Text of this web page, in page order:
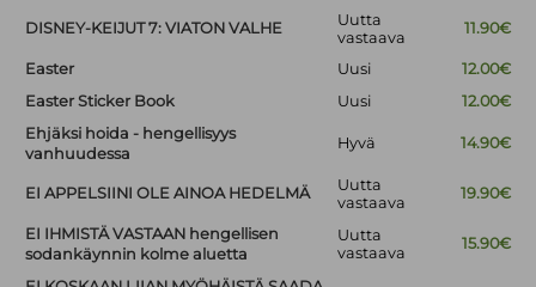
DISNEY-KEIJUT 7: VIATON VALHE
Uutta
vastaava
11.90€
Easter Uusi
12.00€
Easter Sticker Book
Uusi
12.00€
Ehjäksi hoida - hengellisyys
vanhuudessa
Hyvä 14.90€
EI APPELSIINI OLE AINOA HEDELMÄ
Uutta
vastaava
19.90€
EI IHMISTÄ VASTAAN hengellisen
sodankäynnin kolme aluetta
Uutta
vastaava
15.90€